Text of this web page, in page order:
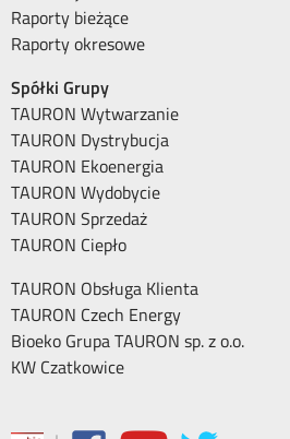
Raporty bieżące
Raporty okresowe
Spółki Grupy
TAURON Wytwarzanie
TAURON Dystrybucja
TAURON Ekoenergia
TAURON Wydobycie
TAURON Sprzedaż
TAURON Ciepło
TAURON Obsługa Klienta
TAURON Czech Energy
Bioeko Grupa TAURON sp. z o.o.
KW Czatkowice